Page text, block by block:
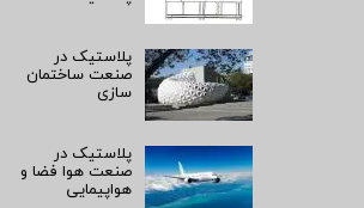
پلاستیک در
صنعت ساختمان
سازی
پلاستیک در
صنعت هوا فضا و
هواپیمایی